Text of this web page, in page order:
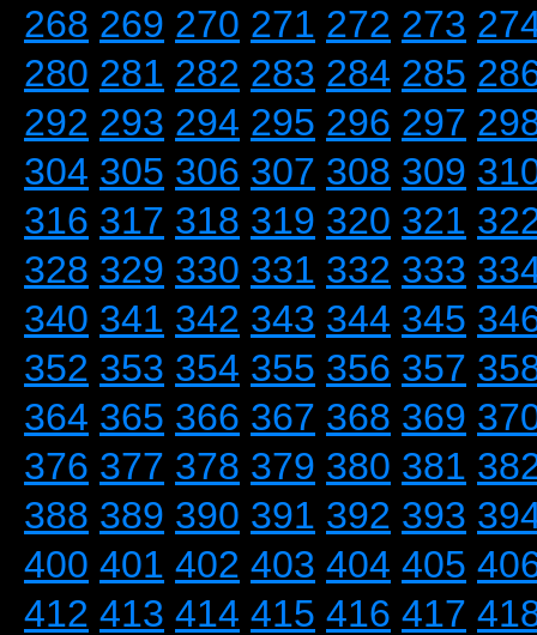
268 269 270 271 272 273
280 281 282 283 284 285
292 293 294 295 296 297
304 305 306 307 308 309
316 317 318 319 320 321
328 329 330 331 332 333
340 341 342 343 344 345
352 353 354 355 356 357
364 365 366 367 368 369
376 377 378 379 380 381
388 389 390 391 392 393
400 401 402 403 404 405
412 413 414 415 416 417